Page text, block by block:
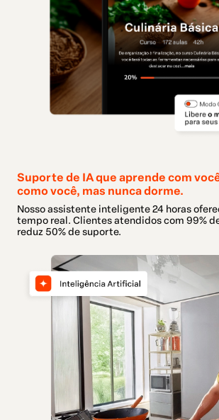
Suporte de IA que aprende com
como você, mas nunca dorme.
Nosso assistente inteligente 24 horas
tempo real. Clientes atendidos com 99%
reduz 50% de suporte.